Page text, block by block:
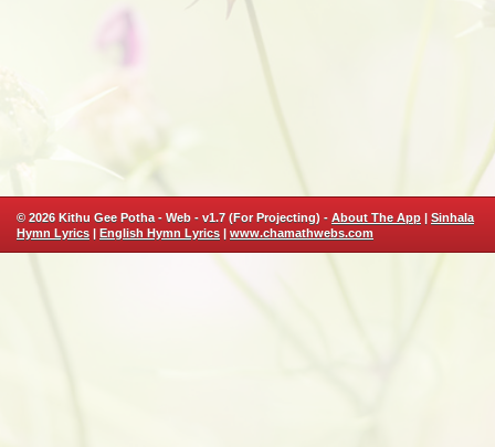
© 2026 Kithu Gee Potha - Web - v1.7 (For Projecting) - About The App | Sinhala
Hymn Lyrics | English Hymn Lyrics | www.chamathwebs.com